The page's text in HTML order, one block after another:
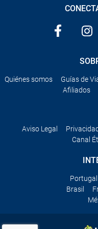
Quiénes somos Guías de
Afiliados
Aviso Legal Privacidad
Canal
Portugal
Brasil